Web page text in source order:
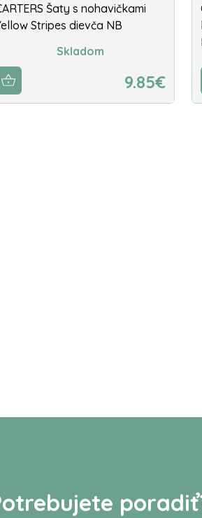
Šaty s nohavičkami
Stripes dievča NB
Skladom
9.85€